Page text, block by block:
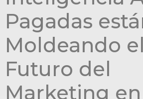
Pagadas
Moldeando el
Futuro del
Marketing en